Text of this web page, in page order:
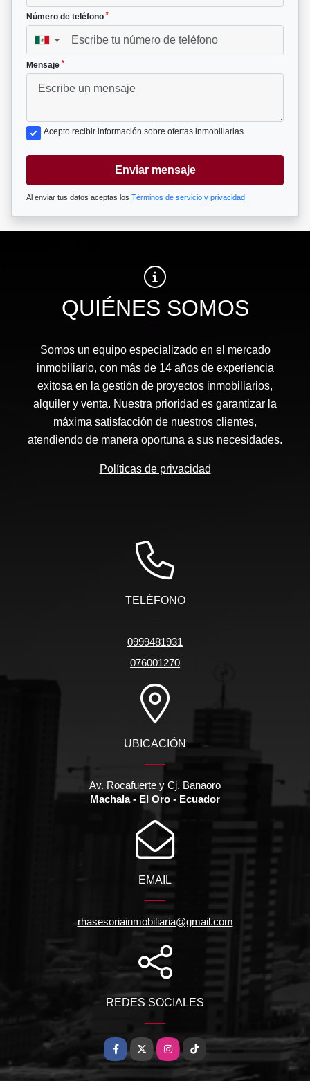
Número de teléfono *
▼
Mensaje *
Acepto recibir información sobre ofertas inmobiliarias
Enviar mensaje
Al enviar tus datos aceptas los Términos de servicio y privacidad
QUIÉNES SOMOS
Somos un equipo especializado en el mercado
inmobiliario, con más de 14 años de experiencia
exitosa en la gestión de proyectos inmobiliarios,
alquiler y venta. Nuestra prioridad es garantizar la
máxima satisfacción de nuestros clientes,
atendiendo de manera oportuna a sus necesidades.
Políticas de privacidad
TELÉFONO
0999481931
076001270
UBICACIÓN
Av. Rocafuerte y Cj. Banaoro
Machala - El Oro - Ecuador
EMAIL
rhasesoriainmobiliaria@gmail.com
REDES SOCIALES
Facebook
X Instagram
TikTok